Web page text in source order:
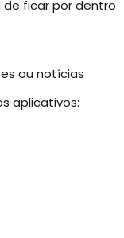
ficar por dentro
ou notícias
aplicativos: